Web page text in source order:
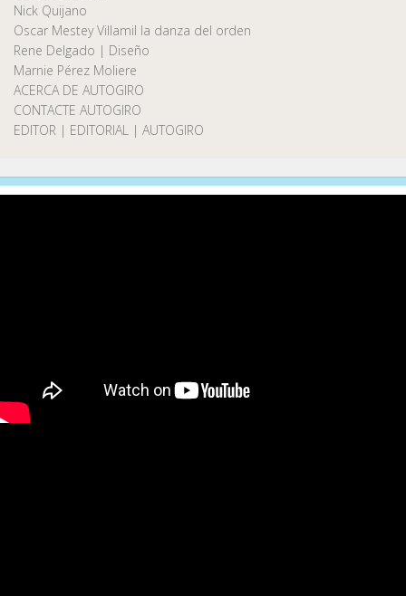
Nick Quijano
Oscar Mestey Villamil la danza del orden
Rene Delgado | Diseño
Marnie Pérez Moliere
ACERCA DE AUTOGIRO
CONTACTE AUTOGIRO
EDITOR | EDITORIAL | AUTOGIRO